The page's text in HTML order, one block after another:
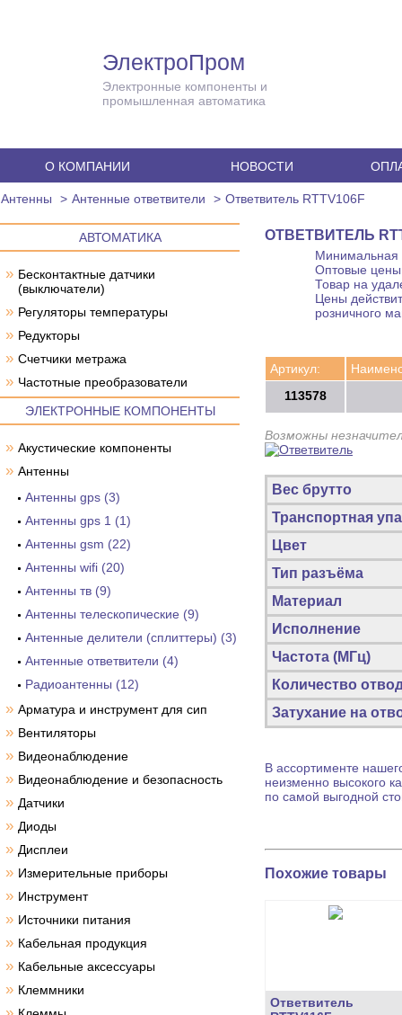
ЭлектроПром
Электронные компоненты и
промышленная автоматика
О КОМПАНИИ НОВОСТИ
Антенны Антенные ответвители Ответвитель RTTV106F
АВТОМАТИКА
» Бесконтактные датчики
(выключатели)
» Регуляторы температуры
» Редукторы
» Счетчики метража
» Частотные преобразователи
ЭЛЕКТРОННЫЕ КОМПОНЕНТЫ
» Акустические компоненты
» Антенны
Антенны gps (3)
Антенны gps 1 (1)
Антенны gsm (22)
Антенны wifi (20)
Антенны тв (9)
Антенны телескопические (9)
Антенные делители (сплиттеры) (3)
Антенные ответвители (4)
Радиоантенны (12)
» Арматура и инструмент для сип
» Вентиляторы
» Видеонаблюдение
» Видеонаблюдение и безопасность
» Датчики
» Диоды
» Дисплеи
» Измерительные приборы
» Инструмент
» Источники питания
» Кабельная продукция
» Кабельные аксессуары
» Клеммники
ОТВЕТВИТЕЛЬ
Минимальная
Оптовые цены
Товар на
Цены
розничного
Артикул:
113578
Возможны
Вес брутто
Транспортная
Цвет
Тип разъёма
Материал
Исполнение
Частота (МГц)
Количество
Затухание на
В ассортименте
неизменно высокого
по самой выгодной
Похожие товары
Ответвитель